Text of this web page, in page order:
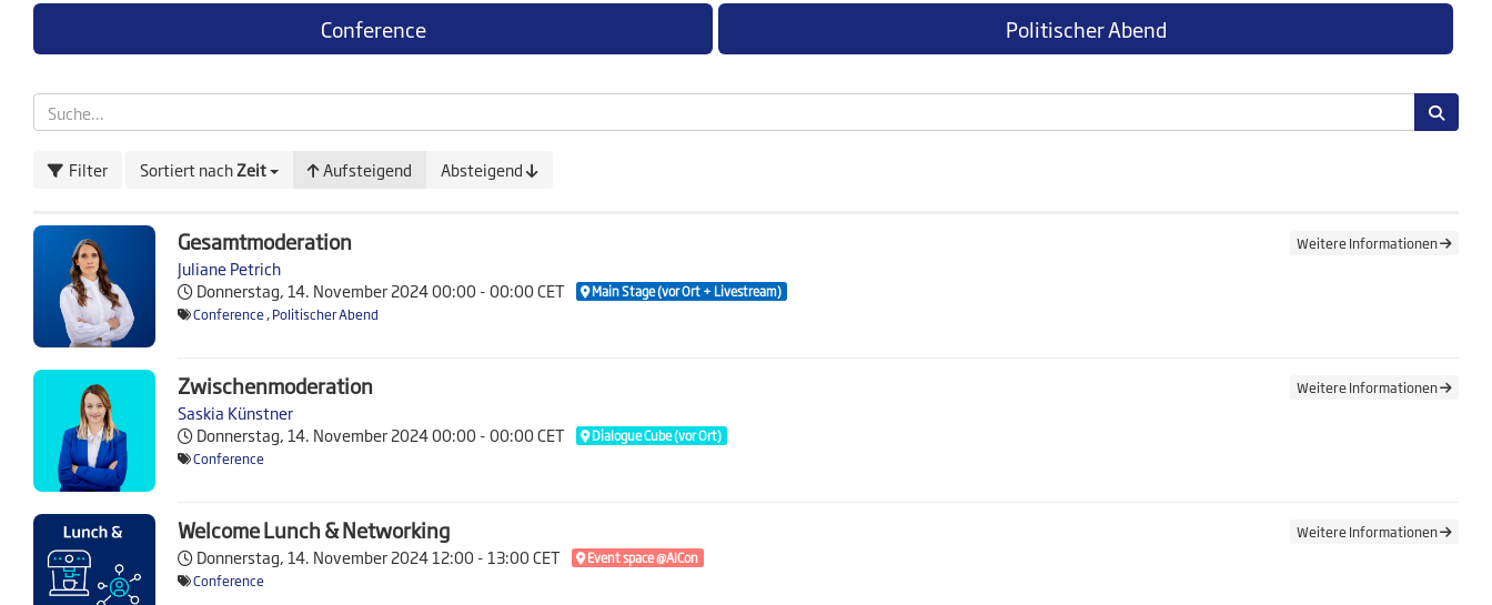
Conference Politischer Abend
Filter Sortiert nachZeit Aufsteigend Absteigend
Gesamtmoderation
Juliane Petrich
Donnerstag, 14. November 202400:00 - 00:00 CET Main Stage (vor Ort + Livestream)
Conference,Politischer Abend
Weitere Informationen
Zwischenmoderation
Saskia Künstner
Donnerstag, 14. November 202400:00 - 00:00 CET Dialogue Cube (vor Ort)
Conference
Weitere Informationen
Welcome Lunch & Networking
Donnerstag, 14. November 202412:00 - 13:00 CET Event space @AICon
Conference
Weitere Informationen